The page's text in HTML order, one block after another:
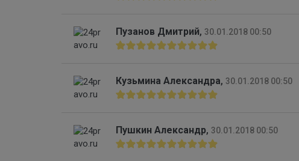
Пузанов Дмитрий, 30.01.2018 00:50
Кузьмина Александра, 30.01.2018 00:50
Пушкин Александр, 30.01.2018 00:50